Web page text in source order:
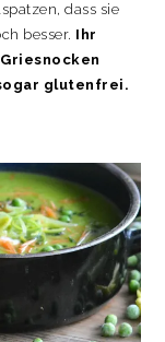
dass sie
besser. Ihr
glutenfrei.